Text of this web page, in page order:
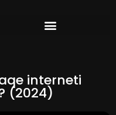
interneti
(2024)